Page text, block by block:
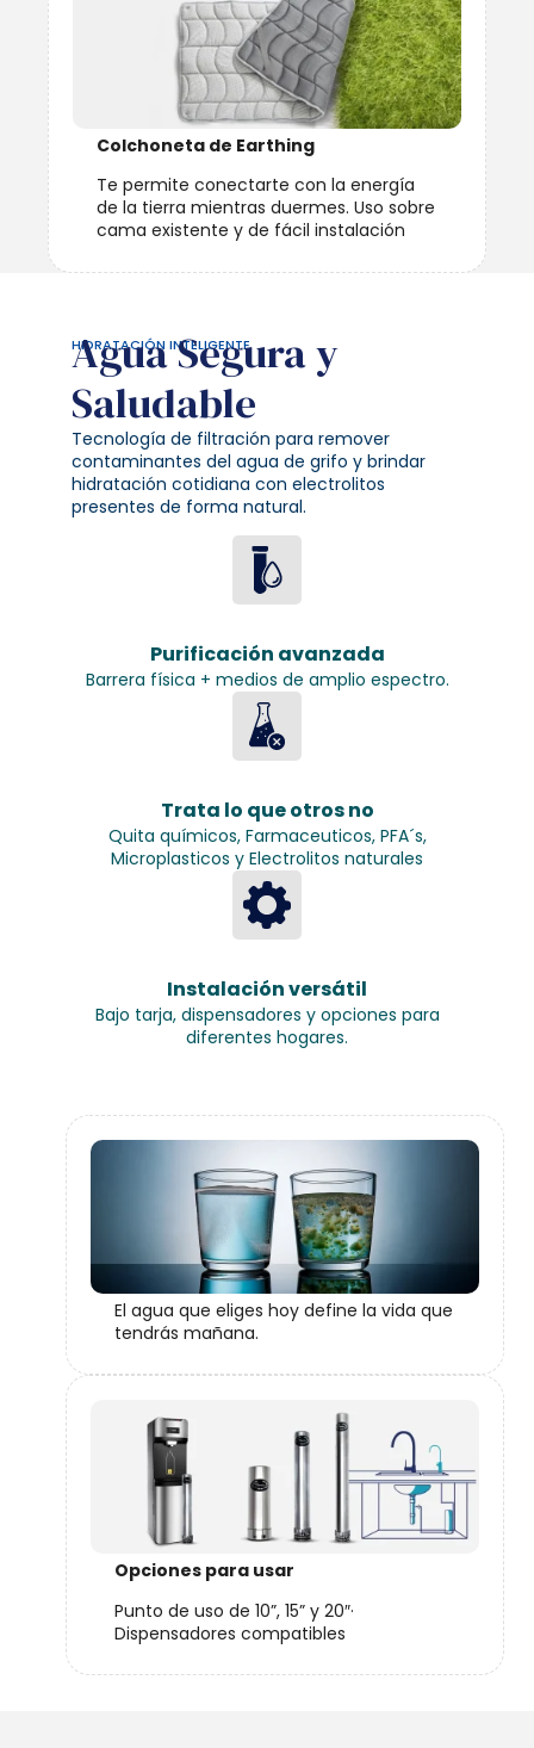
Colchoneta de Earthing
Te permite conectarte con la energía
de la tierra mientras duermes. Uso sobre
cama existente y de fácil instalación
HIDRATACIÓN INTELIGENTE
Agua Segura y
Saludable
Tecnología de filtración para remover
contaminantes del agua de grifo y brindar
hidratación cotidiana con electrolitos
presentes de forma natural.
Purificación avanzada
Barrera física + medios de amplio espectro.
Trata lo que otros no
Quita químicos, Farmaceuticos, PFA´s,
Microplasticos y Electrolitos naturales
Instalación versátil
Bajo tarja, dispensadores y opciones para
diferentes hogares.
El agua que eliges hoy define la vida que
tendrás mañana.
Opciones para usar
Punto de uso de 10”, 15” y 20″·
Dispensadores compatibles